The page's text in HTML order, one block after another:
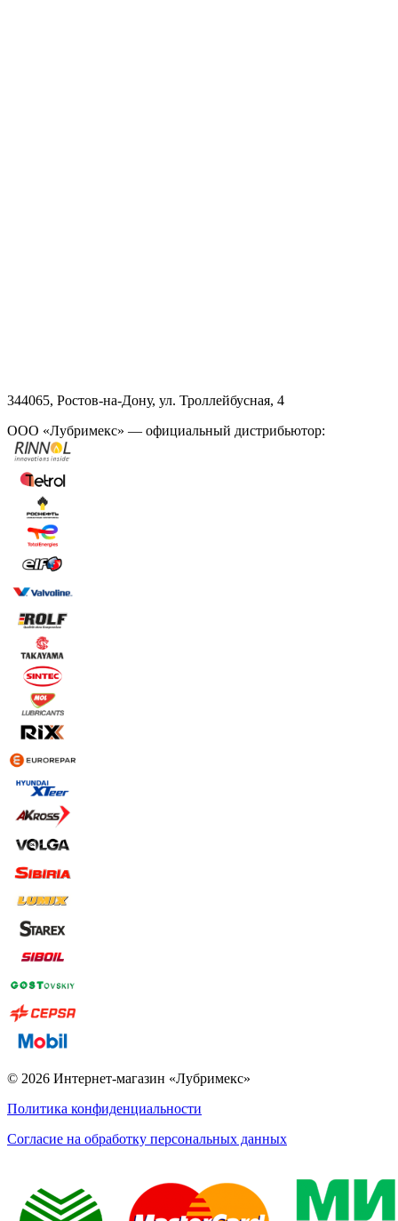
344065, Ростов-на-Дону, ул. Троллейбусная, 4
ООО «Лубримекс» — официальный дистрибьютор:
© 2026 Интернет-магазин «Лубримекс»
Политика конфиденциальности
Согласие на обработку персональных данных